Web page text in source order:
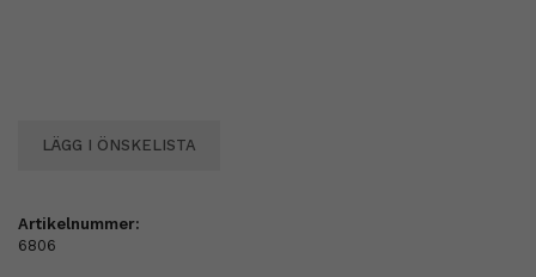
LÄGG I ÖNSKELISTA
Artikelnummer:
6806